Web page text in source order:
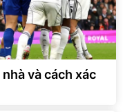
và cách xác